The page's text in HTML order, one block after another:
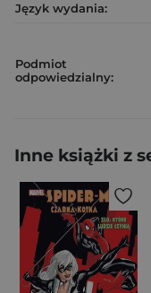
Język wydania:
Podmiot
odpowiedzialny:
Inne książki z